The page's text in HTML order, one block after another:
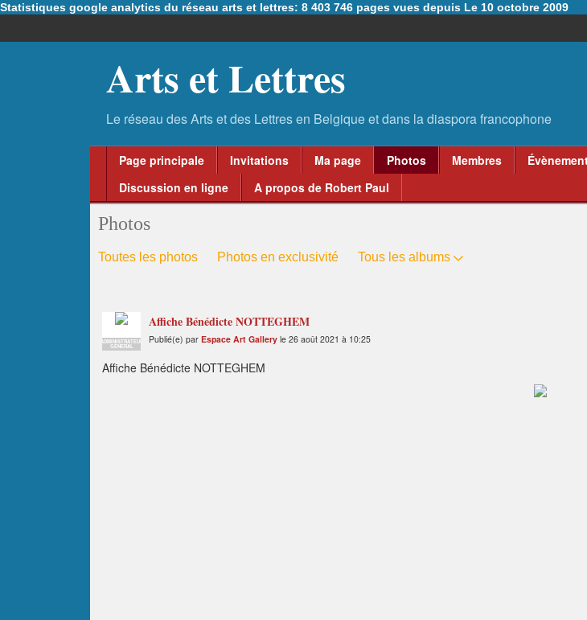
Statistiques google analytics du réseau arts et lettres: 8 403 746 pages vues depuis Le 10 octobre 2009
Arts et Lettres
Page principale Invitations Ma page Photos Membres
Discussion en ligne
A propos de Robert Paul
Photos
Toutes les photos Photos en exclusivité Tous les albums
ADMINISTRATEUR
GENERAL
Affiche Bénédicte NOTTEGHEM
Publié(e) par Espace Art Gallery le 26 août 2021 à 10:25
Affiche Bénédicte NOTTEGHEM